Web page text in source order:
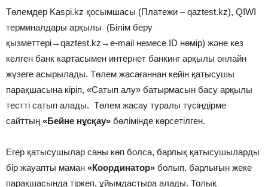
Төлемдер Kaspi.kz қосымшасы (Платежи – qaztest.kz), QIWI
терминалдары арқылы (Білім беру
қызметтері→qaztest.kz→e-mail немесе ID нөмір) және кез
келген банк картасымен интернет банкинг арқылы онлайн
жүзеге асырылады. Төлем жасағаннан кейін қатысушы
парақшасына кіріп, «Сатып алу» батырмасын басу арқылы
тестті сатып алады. Төлем жасау туралы түсіндірме
сайттың «Бейне нұсқау» бөлімінде көрсетілген.
Егер қатысушылар саны көп болса, барлық қатысушыларды
бір жауапты маман «Координатор» болып, барлығын жеке
парақшасында тіркеп, ұйымдастыра алады. Толық